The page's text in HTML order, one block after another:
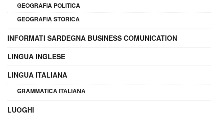
GEOGRAFIA POLITICA
GEOGRAFIA STORICA
INFORMATI SARDEGNA BUSINESS COMUNICATION
LINGUA INGLESE
LINGUA ITALIANA
GRAMMATICA ITALIANA
LUOGHI